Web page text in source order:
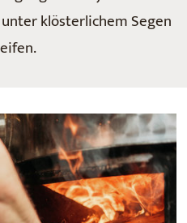
klösterlichem Segen